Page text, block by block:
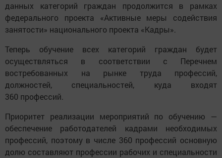
данных категорий граждан продолжится в рамках
федерального проекта «Активные меры содействия
занятости» национального проекта «Кадры».
Теперь обучение всех категорий граждан будет
осуществляться в соответствии с Перечнем
востребованных на рынке труда профессий,
должностей, специальностей, куда входят
360 профессий.
Приоритет реализации мероприятий по обучению —
обеспечение работодателей кадрами необходимых
профессий, поэтому в числе 360 профессий основную
долю составляют профессии рабочих и специальности